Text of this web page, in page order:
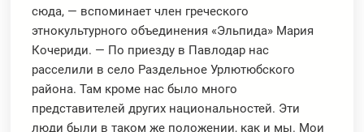
сюда, — вспоминает член греческого
этнокультурного объединения «Эльпида» Мария
Кочериди. — По приезду в Павлодар нас
расселили в село Раздельное Урлютюбского
района. Там кроме нас было много
представителей других национальностей. Эти
люди были в таком же положении, как и мы. Мои